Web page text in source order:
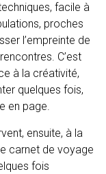
facile à
proches
l’empreinte de
C’est
à la créativité,
quelques fois,
en page.
ensuite, à la
carnet de voyage
fois